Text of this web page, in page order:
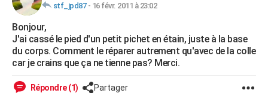
Retraite
Impôts
Epargne
Immobilier
Risques naturels par ville
Banque
Assurance
Crédit
AUTO
Essais
Réserver un essai
Citadines
Berlines
SUV
Forum auto
+HIGH-TECH
Mobiles
Meilleur smartphone
Internet
Ordinateurs
Jeux vidéo
Guide high-tech
+BRICOLAGE
Forum
Aménagement intérieur
Extérieur
Cuisine
Salle de bains
Jardinage
Rangement
WEEK-END
stf_jpd87- 16 févr. 2011 à 23:02
Bonjour,
J'ai cassé le pied d'un petit pichet en étain, juste à la base
du corps. Comment le réparer autrement qu'avec de la colle
car je crains que ça ne tienne pas? Merci.
Répondre (1) Partager